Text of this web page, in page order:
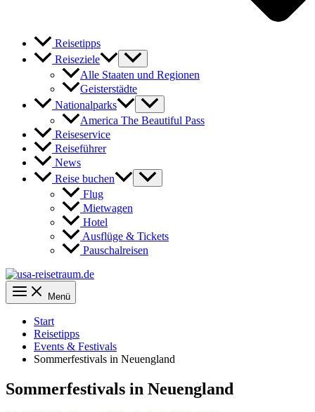
Reisetipps
Reiseziele
Alle Staaten und Regionen
Geisterstädte
Nationalparks
America The Beautiful Pass
Reiseservice
Reiseführer
News
Reise buchen
Flug
Mietwagen
Hotel
Ausflüge & Tickets
Pauschalreisen
Menü
Start
Reisetipps
Events & Festivals
Sommerfestivals in Neuengland
Sommerfestivals in Neuengland